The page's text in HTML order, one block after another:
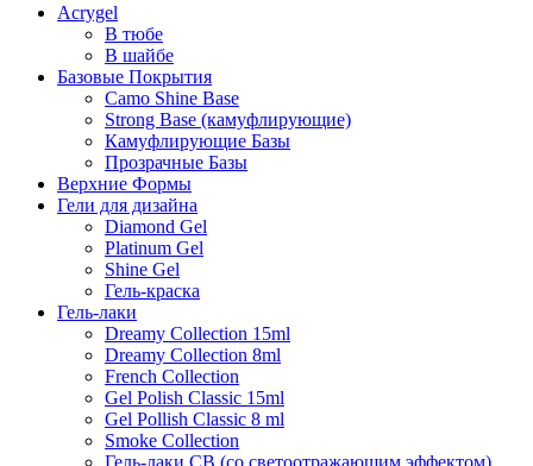
Acrygel
В тюбе
В шайбе
Базовые Покрытия
Camo Shine Base
Strong Base (камуфлирующие)
Камуфлирующие Базы
Прозрачные Базы
Верхние Формы
Гели для дизайна
Diamond Gel
Platinum Gel
Shine Gel
Гель-краска
Гель-лаки
Dreamy Collection 15ml
Dreamy Collection 8ml
French Collection
Gel Polish Classic 15ml
Gel Pollish Classic 8 ml
Smoke Collection
Гель-лаки СВ (со светоотражающим эффектом)